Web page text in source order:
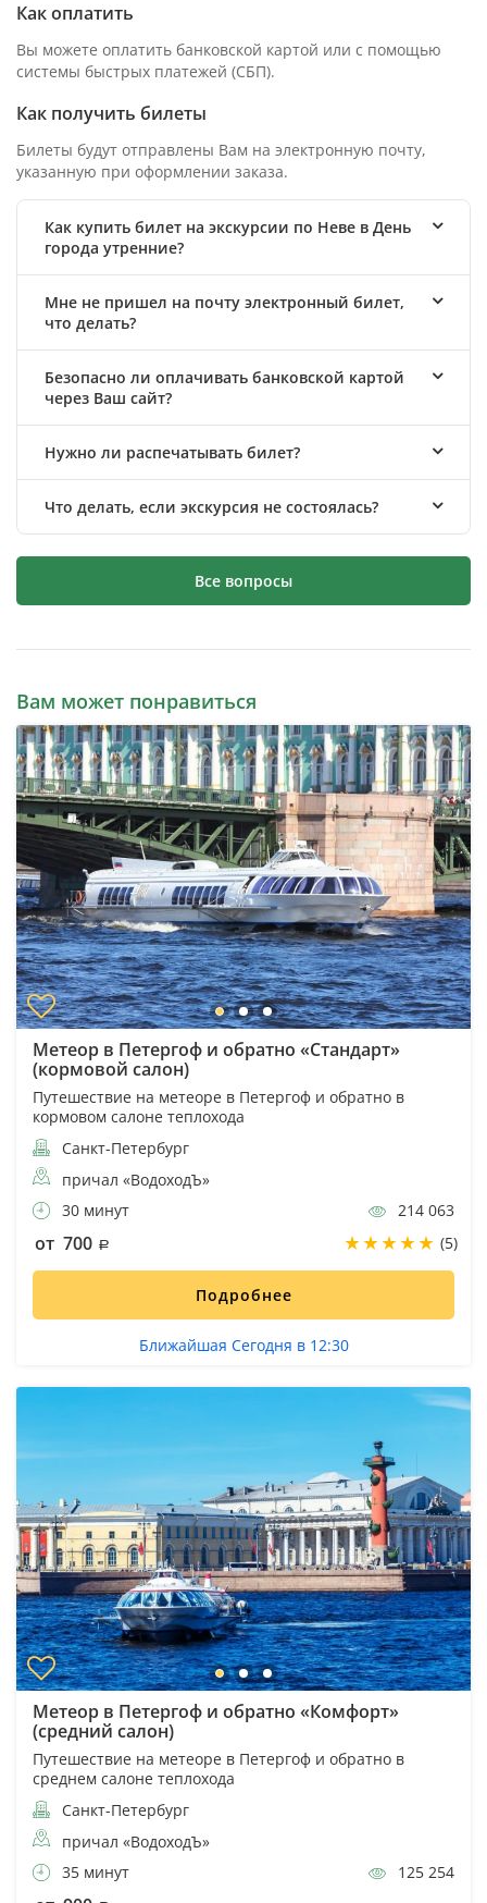
Как оплатить
Вы можете оплатить банковской картой или с помощью
системы быстрых платежей (СБП).
Как получить билеты
Билеты будут отправлены Вам на электронную почту,
указанную при оформлении заказа.
Как купить билет на экскурсии по Неве в День
города утренние?
Мне не пришел на почту электронный билет,
что делать?
Безопасно ли оплачивать банковской картой
через Ваш сайт?
Нужно ли распечатывать билет?
Что делать, если экскурсия не состоялась?
Все вопросы
Вам может понравиться
Метеор в Петергоф и обратно «Стандарт»
(кормовой салон)
Путешествие на метеоре в Петергоф и обратно в
кормовом салоне теплохода
Санкт-Петербург
причал «ВодоходЪ»
30 минут
214 063
от 700 (5)
Подробнее
Ближайшая Сегодня в 12:30
Метеор в Петергоф и обратно «Комфорт»
(средний салон)
Путешествие на метеоре в Петергоф и обратно в
среднем салоне теплохода
Санкт-Петербург
причал «ВодоходЪ»
35 минут
125 254